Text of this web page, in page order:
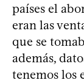
países el
eran las
que se
además,
tenemos los